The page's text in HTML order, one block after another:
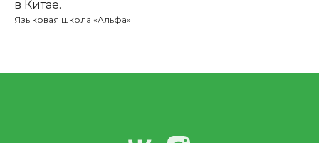
в Китае.
Языковая школа «Альфа»